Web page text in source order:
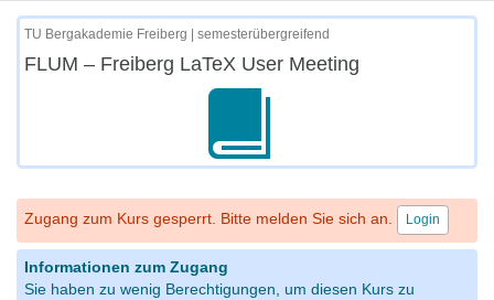
TU Bergakademie Freiberg | semesterübergreifend
FLUM – Freiberg LaTeX User Meeting
Zugang zum Kurs gesperrt. Bitte melden Sie sich an. Login
Informationen zum Zugang
Sie haben zu wenig Berechtigungen, um diesen Kurs zu